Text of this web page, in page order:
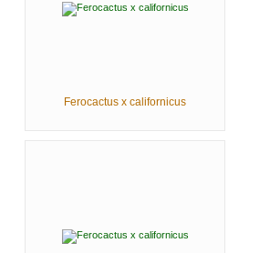
Ferocactus x californicus